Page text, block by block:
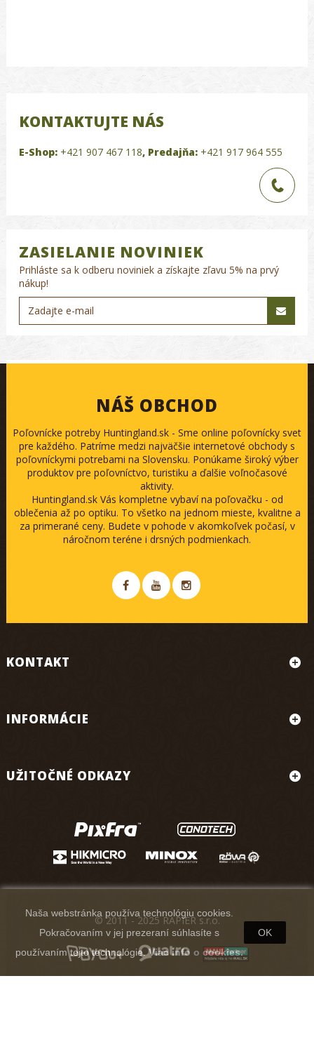
KONTAKTUJTE NÁS
E-Shop: +421 907 467 118, Predajňa: +421 917 964 555
ZASIELANIE NOVINIEK
Prihláste sa k odberu noviniek a získajte zľavu 5% na prvý
nákup!
NÁŠ OBCHOD
Poľovnícke potreby Huntingland.sk - Sme online poľovnícky svet
pre každého. Patríme medzi najväčšie internetové obchody s
poľovníckymi potrebami na Slovensku. Ponúkame široký výber
produktov pre poľovníctvo, turistiku a ďalšie voľnočasové
aktivity.
Huntingland.sk Vás kompletne vybaví na poľovačku - od
oblečenia až po optiku. To všetko na jednom mieste, kvalitne a
za primerané ceny. Budete v pohode v akomkoľvek počasí, v
náročnom teréne i drsných podmienkach.
KONTAKT
INFORMÁCIE
UŽITOČNÉ ODKAZY
Naša webstránka používa technológiu cookies.
Pokračovaním v jej prezeraní súhlasíte s
používaním tejto technológie.Viac info o cookies.
OK
© 2011 - 2025 RAPIER s.r.o.